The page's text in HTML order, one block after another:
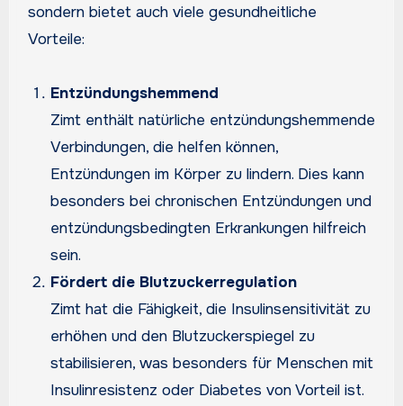
sondern bietet auch viele gesundheitliche
Vorteile:
Entzündungshemmend
Zimt enthält natürliche entzündungshemmende
Verbindungen, die helfen können,
Entzündungen im Körper zu lindern. Dies kann
besonders bei chronischen Entzündungen und
entzündungsbedingten Erkrankungen hilfreich
sein.
Fördert die Blutzuckerregulation
Zimt hat die Fähigkeit, die Insulinsensitivität zu
erhöhen und den Blutzuckerspiegel zu
stabilisieren, was besonders für Menschen mit
Insulinresistenz oder Diabetes von Vorteil ist.